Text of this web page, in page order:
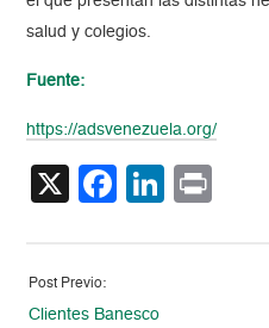
salud y colegios.
Fuente:
https://adsvenezuela.org/
X Facebook
Post Previo:
Clientes Banesco